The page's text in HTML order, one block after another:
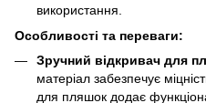
використання.
Особливості та переваги:
Зручний відкривач для
матеріал забезпечує
для пляшок додає